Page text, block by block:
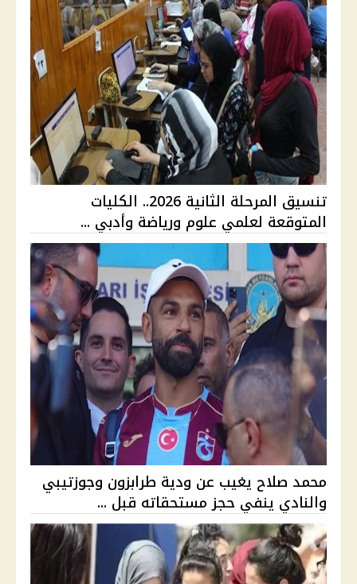
تنسيق المرحلة الثانية 2026.. الكليات
المتوقعة لعلمي علوم ورياضة وأدبي ...
محمد صلاح يغيب عن ودية طرابزون وجوزتيبي
والنادي ينفي حجز مستحقاته قبل ...